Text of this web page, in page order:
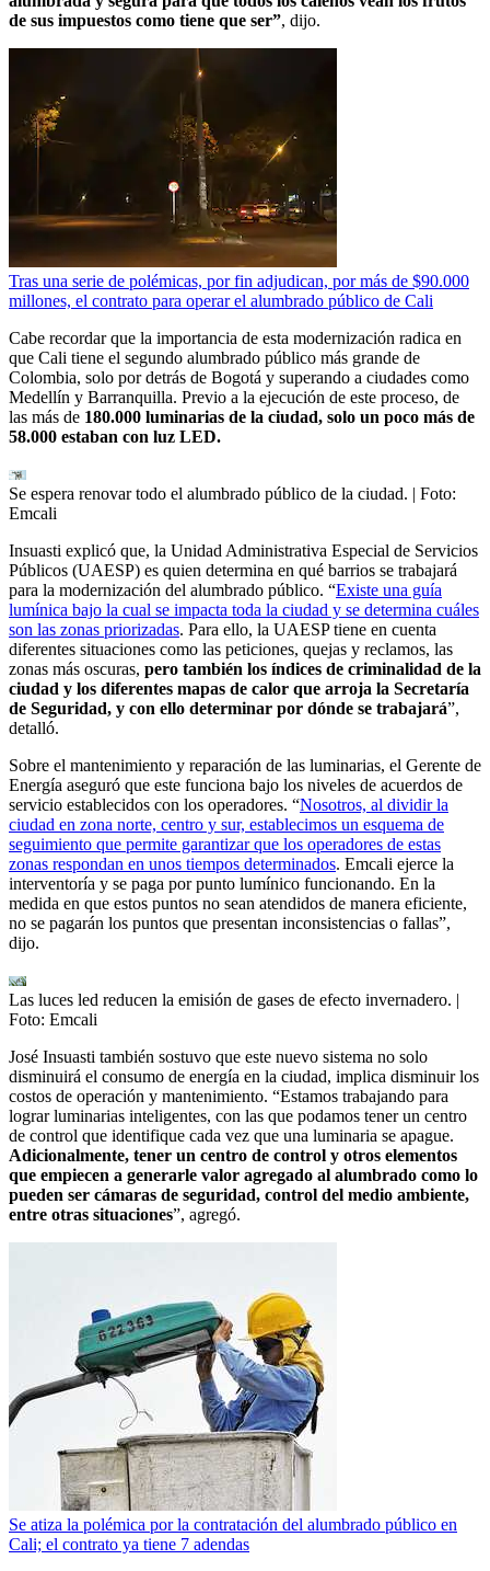
de sus impuestos como tiene que ser”, dijo.
Tras una serie de polémicas, por fin adjudican, por más de $90.000
millones, el contrato para operar el alumbrado público de Cali
Cabe recordar que la importancia de esta modernización radica en
que Cali tiene el segundo alumbrado público más grande de
Colombia, solo por detrás de Bogotá y superando a ciudades como
Medellín y Barranquilla. Previo a la ejecución de este proceso, de
las más de 180.000 luminarias de la ciudad, solo un poco más de
58.000 estaban con luz LED.
Se espera renovar todo el alumbrado público de la ciudad. | Foto:
Emcali
Insuasti explicó que, la Unidad Administrativa Especial de Servicios
Públicos (UAESP) es quien determina en qué barrios se trabajará
para la modernización del alumbrado público. “Existe una guía
lumínica bajo la cual se impacta toda la ciudad y se determina cuáles
son las zonas priorizadas. Para ello, la UAESP tiene en cuenta
diferentes situaciones como las peticiones, quejas y reclamos, las
zonas más oscuras, pero también los índices de criminalidad de la
ciudad y los diferentes mapas de calor que arroja la Secretaría
de Seguridad, y con ello determinar por dónde se trabajará”,
detalló.
Sobre el mantenimiento y reparación de las luminarias, el Gerente de
Energía aseguró que este funciona bajo los niveles de acuerdos de
servicio establecidos con los operadores. “Nosotros, al dividir la
ciudad en zona norte, centro y sur, establecimos un esquema de
seguimiento que permite garantizar que los operadores de estas
zonas respondan en unos tiempos determinados. Emcali ejerce la
interventoría y se paga por punto lumínico funcionando. En la
medida en que estos puntos no sean atendidos de manera eficiente,
no se pagarán los puntos que presentan inconsistencias o fallas”,
dijo.
Las luces led reducen la emisión de gases de efecto invernadero. |
Foto: Emcali
José Insuasti también sostuvo que este nuevo sistema no solo
disminuirá el consumo de energía en la ciudad, implica disminuir los
costos de operación y mantenimiento. “Estamos trabajando para
lograr luminarias inteligentes, con las que podamos tener un centro
de control que identifique cada vez que una luminaria se apague.
Adicionalmente, tener un centro de control y otros elementos
que empiecen a generarle valor agregado al alumbrado como lo
pueden ser cámaras de seguridad, control del medio ambiente,
entre otras situaciones”, agregó.
Se atiza la polémica por la contratación del alumbrado público en
Cali; el contrato ya tiene 7 adendas